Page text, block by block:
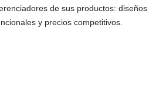
de sus productos: diseños
y precios competitivos.